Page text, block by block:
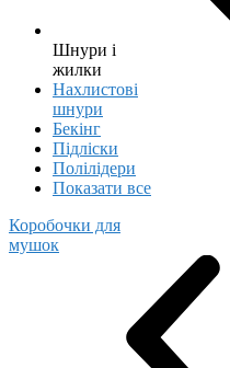
Шнури і
жилки
Нахлистові
шнури
Бекінг
Підліски
Полілідери
Показати все
Коробочки для
мушок